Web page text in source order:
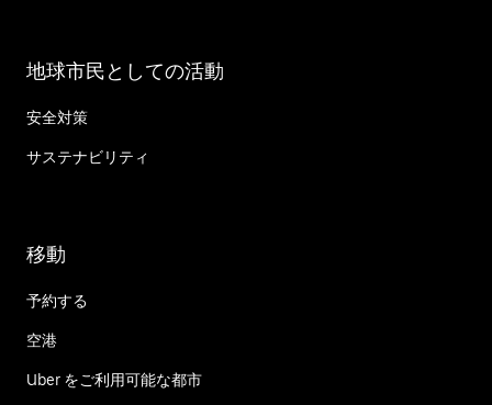
地球市民としての活動
安全対策
サステナビリティ
移動
予約する
空港
Uber をご利用可能な都市